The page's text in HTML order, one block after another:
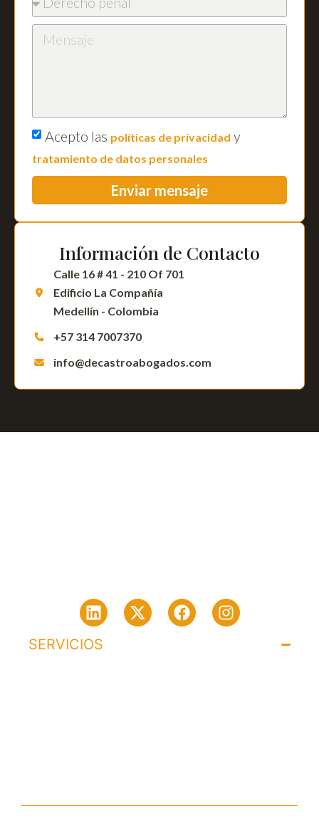
Acepto las políticas de privacidad y
tratamiento de datos personales
Enviar mensaje
Información de Contacto
Calle 16 # 41 - 210 Of 701
Edificio La Compañía
Medellín - Colombia
+57 314 7007370
info@decastroabogados.com
SERVICIOS​